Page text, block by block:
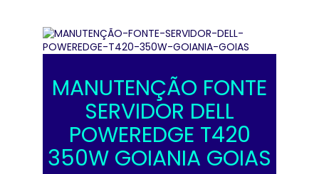
MANUTENÇÃO FONTE
SERVIDOR DELL
POWEREDGE T420
350W GOIANIA GOIAS